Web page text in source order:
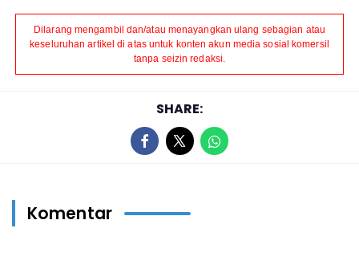
Dilarang mengambil dan/atau menayangkan ulang sebagian atau
keseluruhan artikel di atas untuk konten akun media sosial komersil
tanpa seizin redaksi.
SHARE:
Komentar